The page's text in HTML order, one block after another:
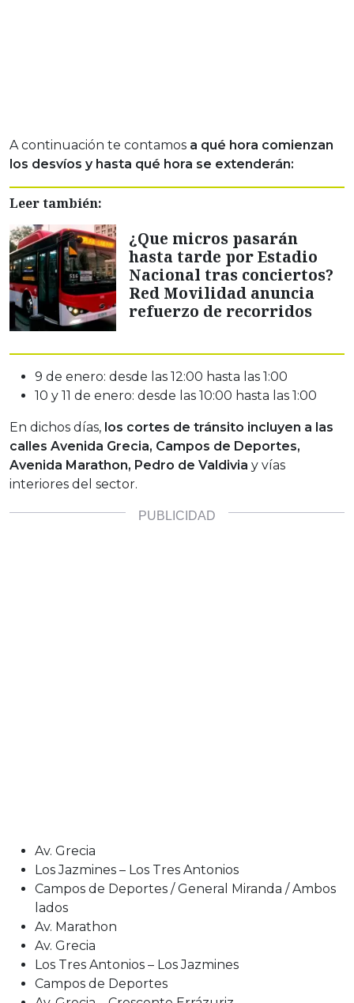
A continuación te contamos a qué hora comienzan
los desvíos y hasta qué hora se extenderán:
Leer también:
¿Que micros pasarán
hasta tarde por Estadio
Nacional tras conciertos?
Red Movilidad anuncia
refuerzo de recorridos
9 de enero: desde las 12:00 hasta las 1:00
10 y 11 de enero: desde las 10:00 hasta las 1:00
En dichos días, los cortes de tránsito incluyen a las
calles Avenida Grecia, Campos de Deportes,
Avenida Marathon, Pedro de Valdivia y vías
interiores del sector.
Av. Grecia
Los Jazmines – Los Tres Antonios
Campos de Deportes / General Miranda / Ambos
lados
Av. Marathon
Av. Grecia
Los Tres Antonios – Los Jazmines
Campos de Deportes